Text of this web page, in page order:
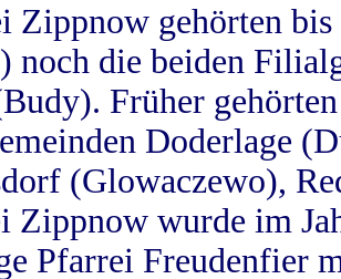
Zippnow gehörten
noch die beiden
Früher
Doderlage
(Glowaczewo),
Zippnow wurde im
Pfarrei Freudenfier